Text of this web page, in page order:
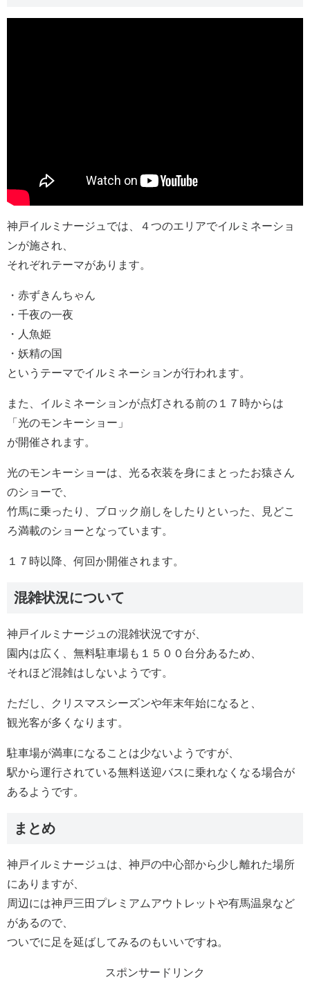
神戸イルミナージュでは、４つのエリアでイルミネーショ
ンが施され、
それぞれテーマがあります。
・赤ずきんちゃん
・千夜の一夜
・人魚姫
・妖精の国
というテーマでイルミネーションが行われます。
また、イルミネーションが点灯される前の１７時からは
「光のモンキーショー」
が開催されます。
光のモンキーショーは、光る衣装を身にまとったお猿さん
のショーで、
竹馬に乗ったり、ブロック崩しをしたりといった、見どこ
ろ満載のショーとなっています。
１７時以降、何回か開催されます。
混雑状況について
神戸イルミナージュの混雑状況ですが、
園内は広く、無料駐車場も１５００台分あるため、
それほど混雑はしないようです。
ただし、クリスマスシーズンや年末年始になると、
観光客が多くなります。
駐車場が満車になることは少ないようですが、
駅から運行されている無料送迎バスに乗れなくなる場合が
あるようです。
まとめ
神戸イルミナージュは、神戸の中心部から少し離れた場所
にありますが、
周辺には神戸三田プレミアムアウトレットや有馬温泉など
があるので、
ついでに足を延ばしてみるのもいいですね。
スポンサードリンク